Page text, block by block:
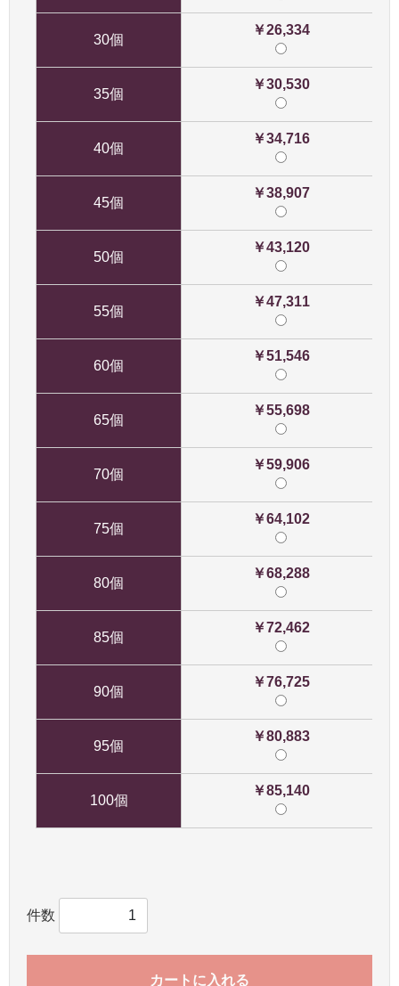
30個
￥26,334
35個
￥30,530
40個
￥34,716
45個
￥38,907
50個
￥43,120
55個
￥47,311
60個
￥51,546
65個
￥55,698
70個
￥59,906
75個
￥64,102
80個
￥68,288
85個
￥72,462
90個
￥76,725
95個
￥80,883
100個
￥85,140
件数
カートに入れる